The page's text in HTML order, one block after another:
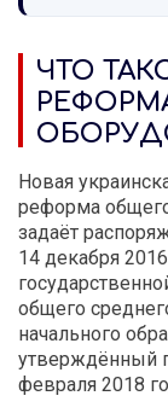
ЧТО
Новая
реформа
задаёт
14 декабря
общего
начального
утверждённый
февраля 2018